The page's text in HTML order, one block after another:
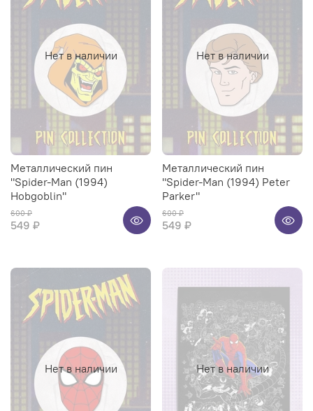
Нет в наличии
Металлический пин
"Spider-Man (1994)
Hobgoblin"
600 ₽
549 ₽
Нет в наличии
Металлический пин
"Spider-Man (1994) Peter
Parker"
600 ₽
549 ₽
Нет в наличии Нет в наличии